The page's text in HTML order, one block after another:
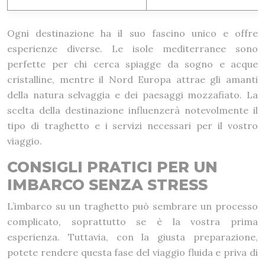
Ogni destinazione ha il suo fascino unico e offre
esperienze diverse. Le isole mediterranee sono
perfette per chi cerca spiagge da sogno e acque
cristalline, mentre il Nord Europa attrae gli amanti
della natura selvaggia e dei paesaggi mozzafiato. La
scelta della destinazione influenzerà notevolmente il
tipo di traghetto e i servizi necessari per il vostro
viaggio.
CONSIGLI PRATICI PER UN
IMBARCO SENZA STRESS
L’imbarco su un traghetto può sembrare un processo
complicato, soprattutto se è la vostra prima
esperienza. Tuttavia, con la giusta preparazione,
potete rendere questa fase del viaggio fluida e priva di